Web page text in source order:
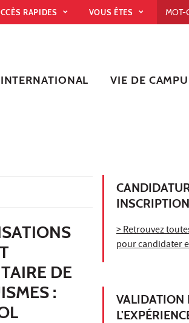
RAPIDES VOUS ÊTES
INTERNATIONAL VIE DE
DE
:
> Retrouvez
pour candidater
VALIDATION